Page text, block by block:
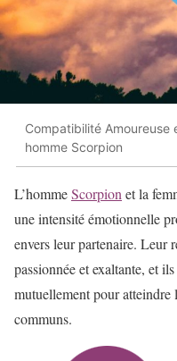
Compatibilité Amoureuse
homme Scorpion
L’hommeScorpion et la
une intensité émotionnelle
envers leur partenaire. Leur
passionnée et exaltante, et
mutuellement pour atteindre
communs.